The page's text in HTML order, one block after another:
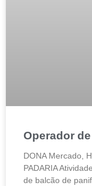
Operador
DONA Mercado,
PADARIA
de balcão de